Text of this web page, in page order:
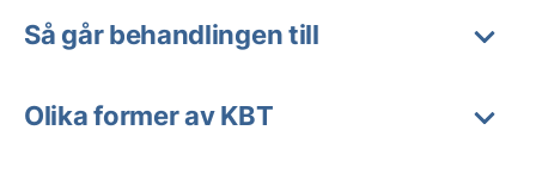
Så går behandlingen till
Olika former av KBT